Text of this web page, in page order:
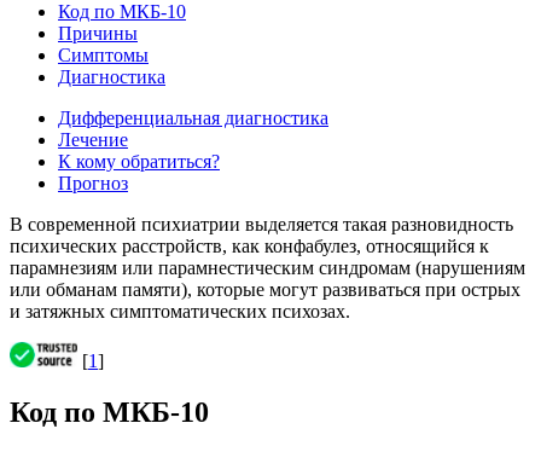
Код по МКБ-10
Причины
Симптомы
Диагностика
Дифференциальная диагностика
Лечение
К кому обратиться?
Прогноз
В современной психиатрии выделяется такая разновидность
психических расстройств, как конфабулез, относящийся к
парамнезиям или парамнестическим синдромам (нарушениям
или обманам памяти), которые могут развиваться при острых
и затяжных симптоматических психозах.
[1]
Код по МКБ-10